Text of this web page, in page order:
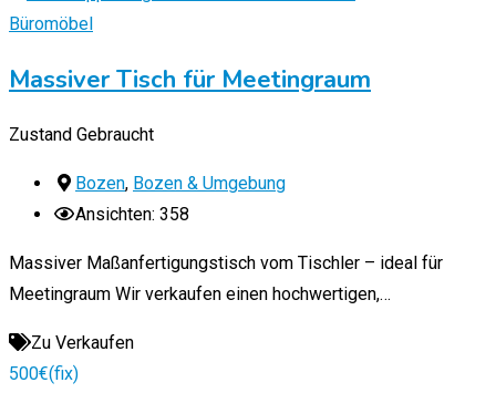
Büromöbel
Massiver Tisch für Meetingraum
Zustand Gebraucht
Bozen, Bozen & Umgebung
Ansichten: 358
Massiver Maßanfertigungstisch vom Tischler – ideal für
Meetingraum Wir verkaufen einen hochwertigen,…
Zu Verkaufen
500€(fix)